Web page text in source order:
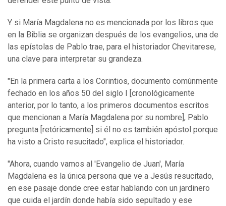
Y si María Magdalena no es mencionada por los libros que
en la Biblia se organizan después de los evangelios, una de
las epístolas de Pablo trae, para el historiador Chevitarese,
una clave para interpretar su grandeza.
"En la primera carta a los Corintios, documento comúnmente
fechado en los años 50 del siglo I [cronológicamente
anterior, por lo tanto, a los primeros documentos escritos
que mencionan a María Magdalena por su nombre], Pablo
pregunta [retóricamente] si él no es también apóstol porque
ha visto a Cristo resucitado", explica el historiador.
"Ahora, cuando vamos al 'Evangelio de Juan', María
Magdalena es la única persona que ve a Jesús resucitado,
en ese pasaje donde cree estar hablando con un jardinero
que cuida el jardín donde había sido sepultado y ese